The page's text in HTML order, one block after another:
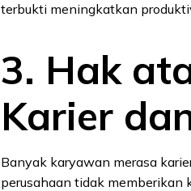
terbukti meningkatkan
3. Hak
Karier
Banyak karyawan merasa
perusahaan tidak memberikan